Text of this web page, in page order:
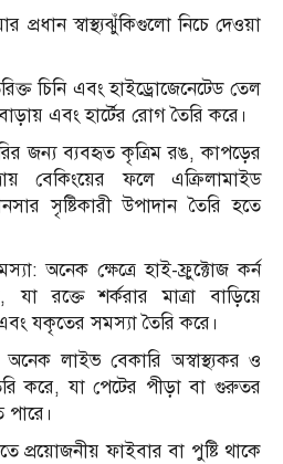
প্রধান স্বাস্থ্যঝুঁকিগুলো নিচে দেওয়া
চিনি এবং হাইড্রোজেনেটেড তেল
এবং হার্টের রোগ তৈরি করে।
জন্য ব্যবহৃত কৃত্রিম রঙ, কাপড়ের
বেকিংয়ের ফলে এক্রিলামাইড
সৃষ্টিকারী উপাদান তৈরি হতে
অনেক ক্ষেত্রে হাই-ফ্রুক্টোজ কর্ন
রক্তে শর্করার মাত্রা বাড়িয়ে
যকৃতের সমস্যা তৈরি করে।
অনেক লাইভ বেকারি অস্বাস্থ্যকর ও
করে, যা পেটের পীড়া বা গুরুতর
প্রয়োজনীয় ফাইবার বা পুষ্টি থাকে